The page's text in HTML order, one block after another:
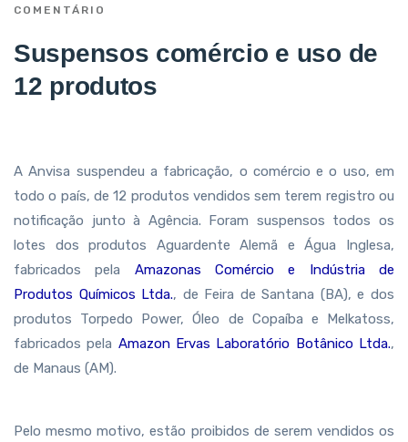
COMENTÁRIO
Suspensos comércio e uso de
12 produtos
A Anvisa suspendeu a fabricação, o comércio e o uso, em
todo o país, de 12 produtos vendidos sem terem registro ou
notificação junto à Agência. Foram suspensos todos os
lotes dos produtos Aguardente Alemã e Água Inglesa,
fabricados pela Amazonas Comércio e Indústria de
Produtos Químicos Ltda., de Feira de Santana (BA), e dos
produtos Torpedo Power, Óleo de Copaíba e Melkatoss,
fabricados pela Amazon Ervas Laboratório Botânico Ltda.,
de Manaus (AM).
Pelo mesmo motivo, estão proibidos de serem vendidos os